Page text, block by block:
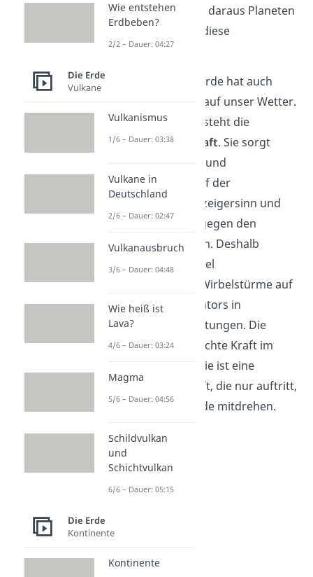
Gas und Staub. Als sich daraus Planeten
bildeten, behielten sie diese
Drehbewegung bei.
Die Drehrichtung der Erde hat auch
direkte Auswirkungen auf unser Wetter.
Durch die Rotation entsteht die
sogenannteCorioliskraft. Sie sorgt
dafür, dass sich Winde und
Meeresströmungen auf der
Nordhalbkugel im Uhrzeigersinn und
auf der Südhalbkugel gegen den
Uhrzeigersinn bewegen. Deshalb
drehen sich zum Beispiel
Tiefdruckgebiete und Wirbelstürme auf
beiden Seiten des Äquators in
entgegengesetzte Richtungen. Die
Corioliskraft ist keine echte Kraft im
physikalischen Sinne. Sie ist eine
sogenannte Scheinkraft, die nur auftritt,
weil wir uns mit der Erde mitdrehen.
Wie entstehen
Erdbeben?
2/2 – Dauer: 04:27
Die Erde
Vulkane
Vulkanismus
1/6 – Dauer: 03:38
Vulkane in
Deutschland
2/6 – Dauer: 02:47
Vulkanausbruch
3/6 – Dauer: 04:48
Wie heiß ist
Lava?
4/6 – Dauer: 03:24
Magma
5/6 – Dauer: 04:56
Schildvulkan
und
Schichtvulkan
6/6 – Dauer: 05:15
Die Erde
Kontinente
Kontinente